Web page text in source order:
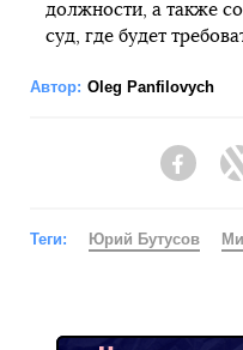
должности, а также
суд, где будет
Автор: Oleg Panfilovych
Теги: Юрий Бутусов